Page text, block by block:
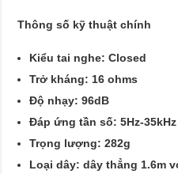
Thông số kỹ thuật chính
Kiểu tai nghe: Closed
Trở kháng: 16 ohms
Độ nhạy: 96dB
Đáp ứng tần số: 5Hz-35kHz
Trọng lượng: 282g
Loại dây: dây thẳng 1.6m